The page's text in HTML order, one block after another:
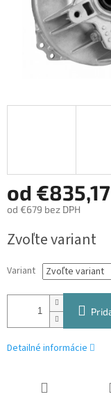
od €835,17
od €679 bez DPH
cena:
Zvoľte variant
Variant
Detailné informácie